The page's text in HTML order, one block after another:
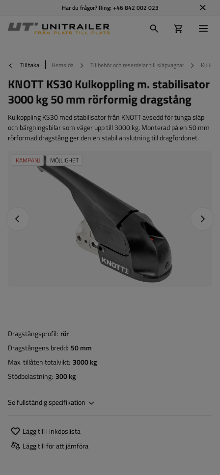
Har du frågor? Ring: +46 842 002 023
Tillbaka Hemsida Tillbehör och reserdelar till släpvagnar
KNOTT KS30 Kulkoppling m. stabilisator
3000 kg 50 mm rörformig dragstång
Kulkoppling KS30 med stabilisator från KNOTT avsedd för tunga släp
och bärgningsbilar som väger upp till 3000 kg. Monterad på en 50 mm
rörformad dragstång ger den en stabil anslutning till dragfordonet.
Föregående foto Nästa
KAMPANJ MÖJLIGHET
Dragstångsprofil rör
Dragstångens bredd 50 mm
Max. tillåten totalvikt 3000 kg
Stödbelastning 300 kg
Se fullständig specifikation
Lägg till i inköpslista
Lägg till för att jämföra